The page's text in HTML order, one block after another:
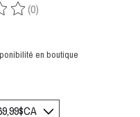
à
(0)
en boutique